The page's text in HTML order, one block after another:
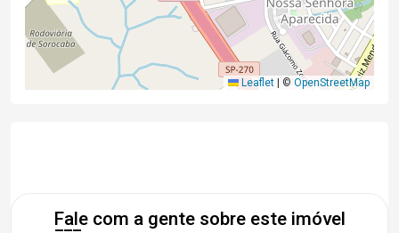
Leaflet | © OpenStreetMap
Fale com a gente sobre este imóvel